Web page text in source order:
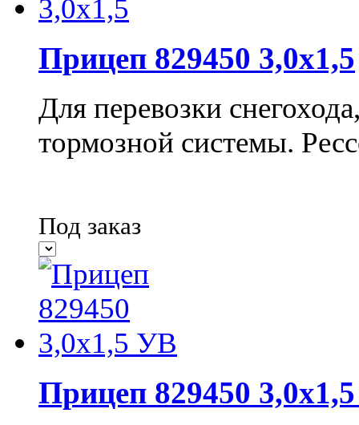
Прицеп 829450 3,0х1,5
Для перевозки
тормозной системы.
Под заказ
Прицеп 829450